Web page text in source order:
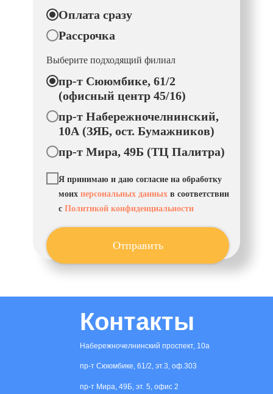
Оплата сразу
Рассрочка
Выберите подходящий филиал
пр-т Сююмбике, 61/2
(офисный центр 45/16)
пр-т Набережночелнинский,
10А (ЗЯБ, ост. Бумажников)
пр-т Мира, 49Б (ТЦ Палитра)
Я принимаю и даю согласие на обработку
моих персональных данных в соответствии
с Политикой конфиденциальности
Отправить
Контакты
Набережночелнинский проспект, 10а
пр-т Сююмбике, 61/2, эт.3, оф.303
пр-т Мира, 49Б, эт. 5, офис 2